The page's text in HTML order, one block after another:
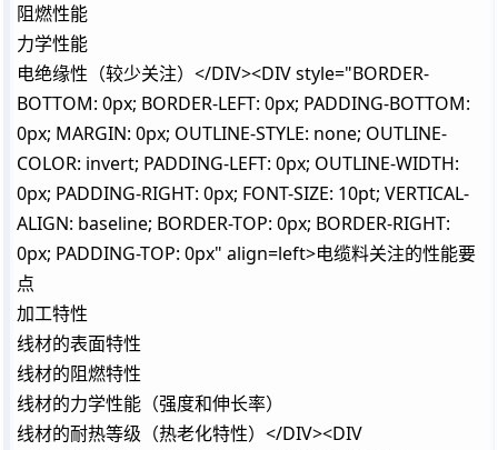
阻燃性能
力学性能
电绝缘性（较少关注）</DIV><DIV style="BORDER-
BOTTOM: 0px; BORDER-LEFT: 0px; PADDING-BOTTOM:
0px; MARGIN: 0px; OUTLINE-STYLE: none; OUTLINE-
COLOR: invert; PADDING-LEFT: 0px; OUTLINE-WIDTH:
0px; PADDING-RIGHT: 0px; FONT-SIZE: 10pt; VERTICAL-
ALIGN: baseline; BORDER-TOP: 0px; BORDER-RIGHT:
0px; PADDING-TOP: 0px" align=left>电缆料关注的性能要
点
加工特性
线材的表面特性
线材的阻燃特性
线材的力学性能（强度和伸长率）
线材的耐热等级（热老化特性）</DIV><DIV